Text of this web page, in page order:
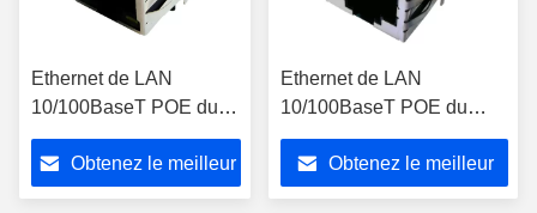
Ethernet de LAN
10/100BaseT POE du
connecteur WE-RJ45 de
7499211121A RJ45
POE RJ45
Obtenez le meilleur
Ethernet de LAN
10/100BaseT POE du
connecteur WE-RJ45 de
7499211002A RJ45 POE
RJ45
Obtenez le meilleur